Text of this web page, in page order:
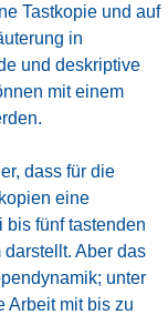
Tastkopie und auf
in
und deskriptive
mit einem
dass für die
eine
bis fünf tastenden
Aber das
unter
Arbeit mit bis zu